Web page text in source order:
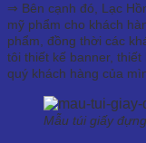
⇒ Bên cạnh đó, Lạc
mỹ phẩm cho khách
phẩm, đồng thời các
tôi thiết kế banner,
quý khách hàng của
Mẫu túi giấy